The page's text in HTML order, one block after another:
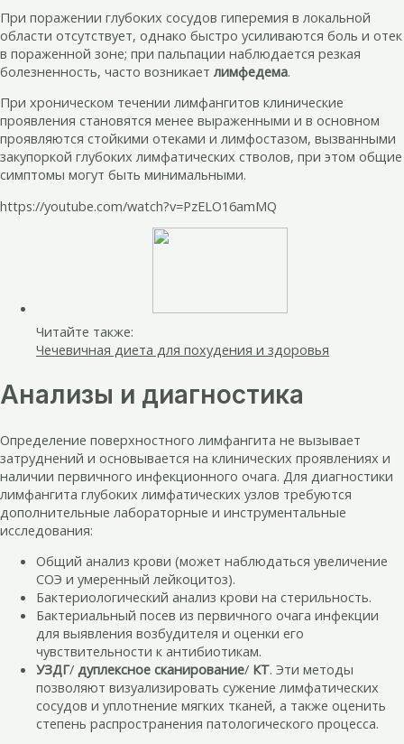
При поражении глубоких сосудов гиперемия в локальной
области отсутствует, однако быстро усиливаются боль и отек
в пораженной зоне; при пальпации наблюдается резкая
болезненность, часто возникает лимфедема.
При хроническом течении лимфангитов клинические
проявления становятся менее выраженными и в основном
проявляются стойкими отеками и лимфостазом, вызванными
закупоркой глубоких лимфатических стволов, при этом общие
симптомы могут быть минимальными.
https://youtube.com/watch?v=PzELO16amMQ
Читайте также:
Чечевичная диета для похудения и здоровья
Анализы и диагностика
Определение поверхностного лимфангита не вызывает
затруднений и основывается на клинических проявлениях и
наличии первичного инфекционного очага. Для диагностики
лимфангита глубоких лимфатических узлов требуются
дополнительные лабораторные и инструментальные
исследования:
Общий анализ крови (может наблюдаться увеличение
СОЭ и умеренный лейкоцитоз).
Бактериологический анализ крови на стерильность.
Бактериальный посев из первичного очага инфекции
для выявления возбудителя и оценки его
чувствительности к антибиотикам.
УЗДГ/ дуплексное сканирование/ КТ. Эти методы
позволяют визуализировать сужение лимфатических
сосудов и уплотнение мягких тканей, а также оценить
степень распространения патологического процесса.